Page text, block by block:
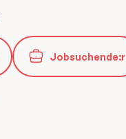
Jobsuchende:r